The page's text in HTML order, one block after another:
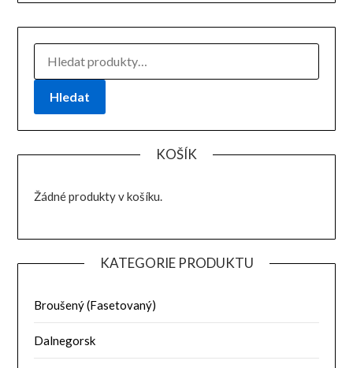
Hledat
KOŠÍK
Žádné produkty v košíku.
KATEGORIE PRODUKTU
Broušený (Fasetovaný)
Dalnegorsk